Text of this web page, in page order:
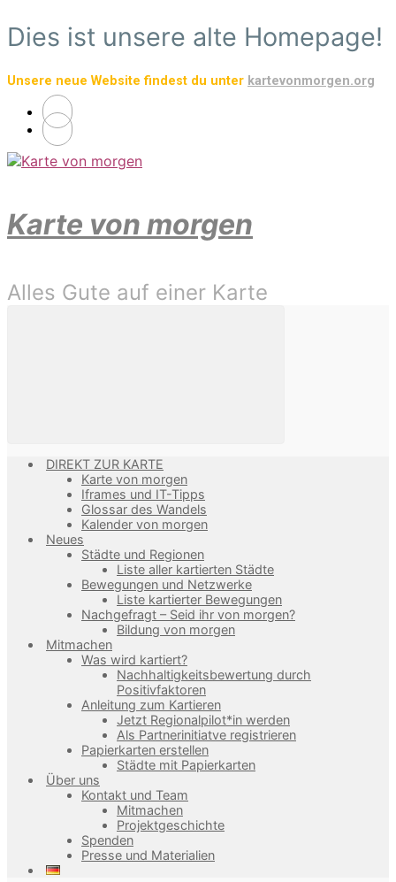
Zum
Hauptinhalt
Dies ist unsere alte Homepage!
Unsere neue Website findest du unter kartevonmorgen.org
Karte von morgen
Alles Gute auf einer Karte
DIREKT ZUR KARTE
Karte von morgen
Iframes und IT-Tipps
Glossar des Wandels
Kalender von morgen
Neues
Städte und Regionen
Liste aller kartierten Städte
Bewegungen und Netzwerke
Liste kartierter Bewegungen
Nachgefragt – Seid ihr von morgen?
Bildung von morgen
Mitmachen
Was wird kartiert?
Nachhaltigkeitsbewertung durch
Positivfaktoren
Anleitung zum Kartieren
Jetzt Regionalpilot*in werden
Als Partnerinitiatve registrieren
Papierkarten erstellen
Städte mit Papierkarten
Über uns
Kontakt und Team
Mitmachen
Projektgeschichte
Spenden
Presse und Materialien